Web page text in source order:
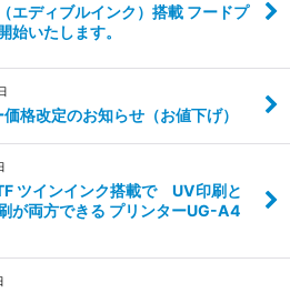
エディブルインク）搭載 フードプ
始いたします。
格改定のお知らせ（お値下げ）
ツインインク搭載で UV印刷と
が両方できる プリンターUG-A4